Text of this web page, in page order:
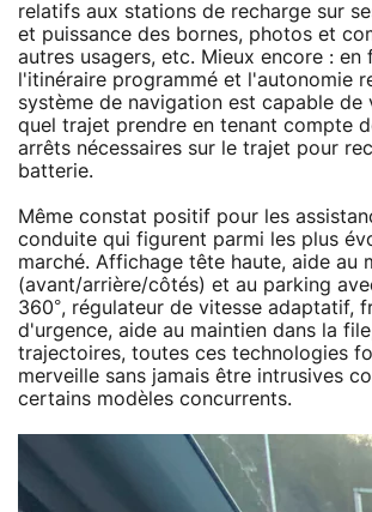
relatifs aux stations de recharge sur
et puissance des bornes, photos et
autres usagers, etc. Mieux encore : en
l'itinéraire programmé et l'autonomie
système de navigation est capable de
quel trajet prendre en tenant compte
arrêts nécessaires sur le trajet pour
batterie.
Même constat positif pour les
conduite qui figurent parmi les plus
marché. Affichage tête haute, aide au
(avant/arrière/côtés) et au parking
360°, régulateur de vitesse adaptatif,
d'urgence, aide au maintien dans la
trajectoires, toutes ces technologies
merveille sans jamais être intrusives
certains modèles concurrents.